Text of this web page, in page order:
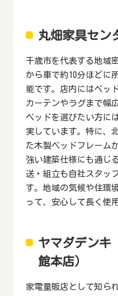
丸畑家具セン
千歳市を代表する地域
から車で約10分ほどに
能です。店内にはベッ
カーテンやラグまで幅
ベッドを選びたい方に
実しています。特に、
た木製ベッドフレーム
強い建築仕様にも通じ
送・組立も自社スタッ
す。地域の気候や住環
って、安心して長く使
ヤマダデンキ
館本店）
家電量販店として知ら